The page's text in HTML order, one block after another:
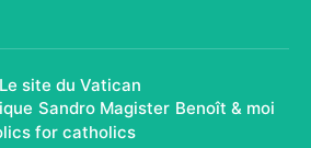
Le site du Vatican
Sandro Magister Benoît & moi
for catholics